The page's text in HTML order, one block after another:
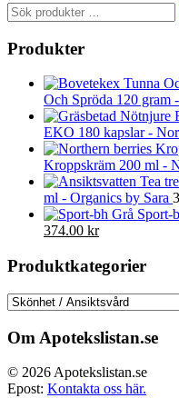
Sök
efter:
Produkter
Och Spröda 120 gram
EKO 180 kapslar -
Kroppskräm 200 ml -
ml - Organics by Sara
Det
priset
499.00 kr.
374.00 krDet
priset
är:
374.00 kr.
Produktkategorier
Om Apotekslistan.se
© 2026 Apotekslistan.se
Epost: Kontakta oss här.